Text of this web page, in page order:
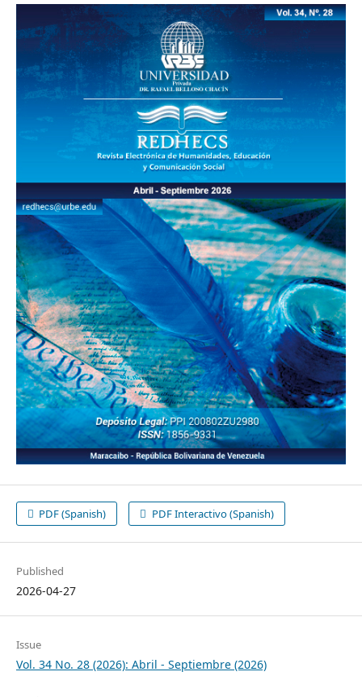
PDF (Spanish) PDF Interactivo (Spanish)
Published
2026-04-27
Issue
Vol. 34 No. 28 (2026): Abril - Septiembre (2026)